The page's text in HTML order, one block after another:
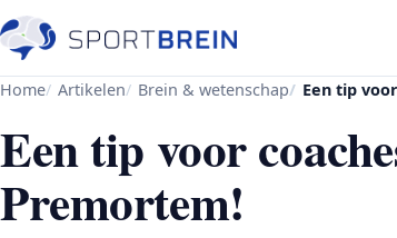
Home Artikelen Brein & wetenschap Een tip
Een tip voor
Premortem!